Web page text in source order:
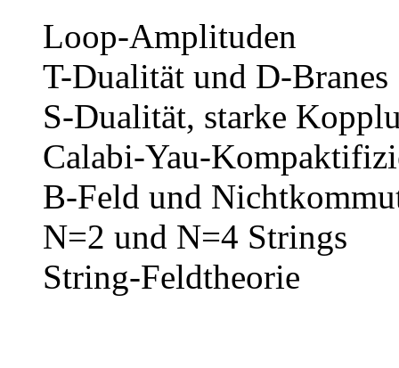
Loop-Amplituden
T-Dualität und D-Branes
S-Dualität, starke
Calabi-Yau-
B-Feld und
N=2 und N=4 Strings
String-Feldtheorie